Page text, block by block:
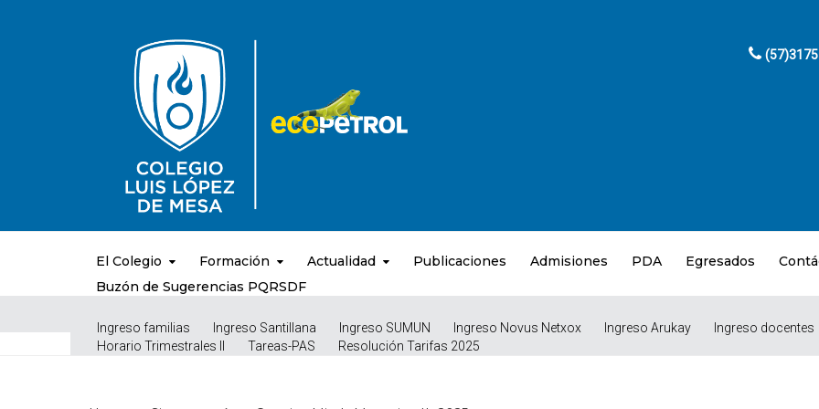
El Colegio Formación Actualidad Publicaciones Admisiones PDA Egresados
Buzón de Sugerencias PQRSDF
Ingreso familias Ingreso Santillana Ingreso SUMUN Ingreso Novus Netxox Ingreso Arukay Ingreso docentes
Horario Trimestrales II
Tareas-PAS Resolución Tarifas 2025